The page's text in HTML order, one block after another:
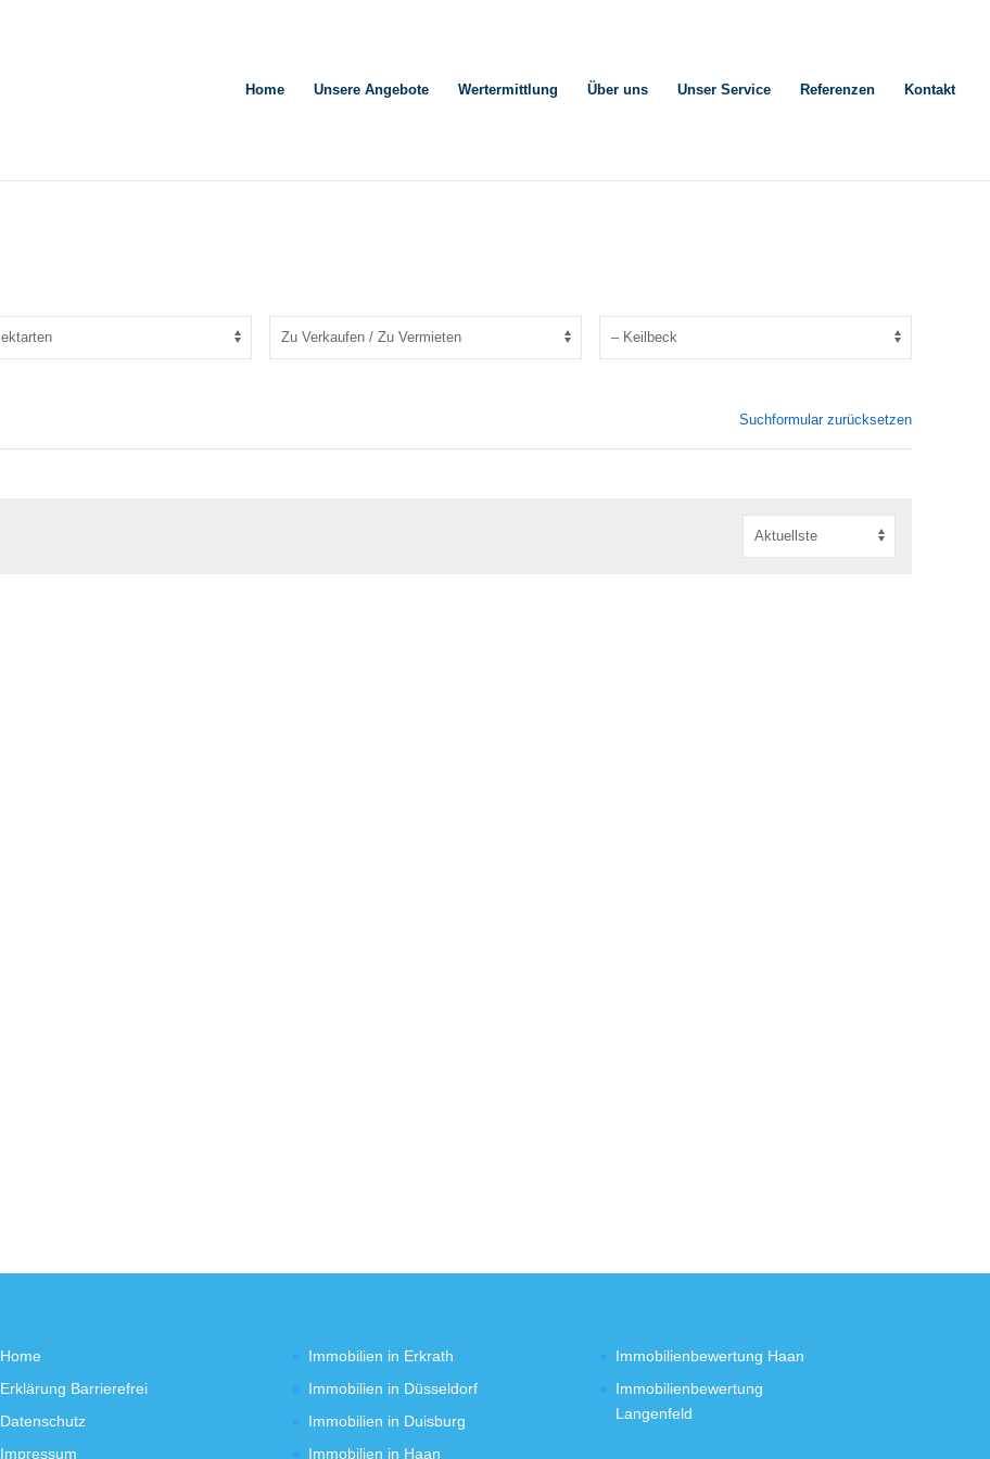
Home Unsere Angebote Wertermittlung Über uns Unser Service Referenzen Kontakt
Suchformular zurücksetzen
Home
Erklärung Barrierefrei
Datenschutz
Impressum
Immobilien in Erkrath
Immobilien in Düsseldorf
Immobilien in Duisburg
Immobilien in Haan
Immobilienbewertung Haan
Immobilienbewertung
Langenfeld